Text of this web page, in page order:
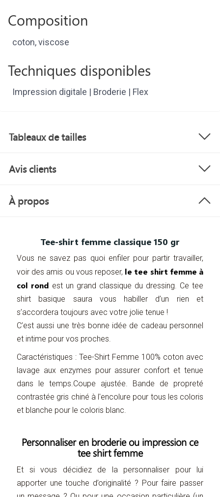
Composition
coton, viscose
Techniques disponibles
Impression digitale | Broderie | Flex
Tableaux de tailles
Avis clients
À propos
Tee-shirt femme classique 150 gr
Vous ne savez pas quoi enfiler pour partir travailler,
voir des amis ou vous reposer, le tee shirt femme à
col rond est un grand classique du dressing. Ce tee
shirt basique saura vous habiller d’un rien et
s’accordera toujours avec votre jolie tenue !
C’est aussi une très bonne idée de cadeau personnel
et intime pour vos proches.
Caractéristiques : Tee-Shirt Femme 100% coton avec
lavage aux enzymes pour assurer confort et tenue
dans le temps.Coupe ajustée. Bande de propreté
contrastée gris chiné à l'encolure pour tous les coloris
et blanche pour le coloris blanc.
Personnaliser en broderie ou impression ce
tee shirt femme
Et si vous décidiez de la personnaliser pour lui
apporter une touche d’originalité ? Pour faire passer